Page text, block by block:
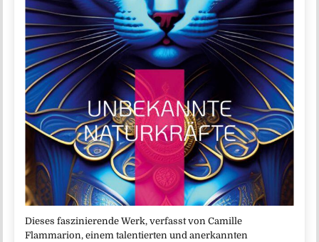
Dieses faszinierende Werk, verfasst von Camille
Flammarion, einem talentierten und anerkannten